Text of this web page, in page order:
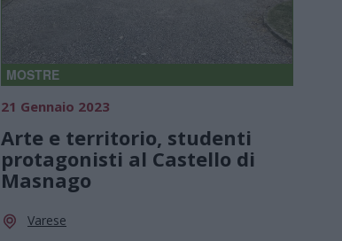
MOSTRE
21 Gennaio 2023
Arte e territorio, studenti
protagonisti al Castello di
Masnago
Varese